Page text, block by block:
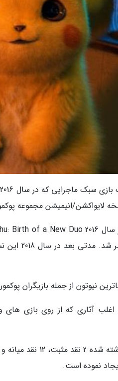
روی
نیوتون از جمله بازیگران
اغلب آثاری که از روی بازی